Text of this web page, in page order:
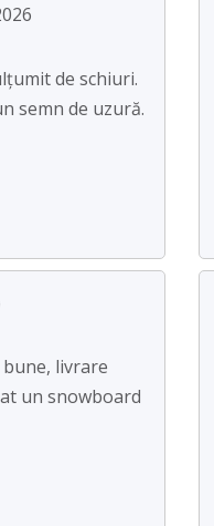
de schiuri.
semn de uzură.
livrare
un snowboard